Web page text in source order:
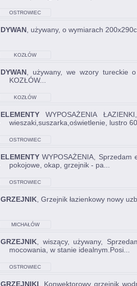
OSTROWIEC
DYWAN , używany, o wymiarach
KOZŁÓW
DYWAN , używany, we wzory tureckie
KOZŁÓW...
KOZŁÓW
ELEMENTY WYPOSAŻENIA
wieszaki,suszarka,oświetlenie, lustro 60
OSTROWIEC
ELEMENTY WYPOSAŻENIA, Sprzedam
pokojowe, okap, grzejnik - pa...
OSTROWIEC
GRZEJNIK , Grzejnik łazienkowy nowy
MICHAŁÓW
GRZEJNIK , wiszący, używany,
mocowania, w stanie idealnym.Posi...
OSTROWIEC
GRZEJNIKI , Konwektorowy grzejnik